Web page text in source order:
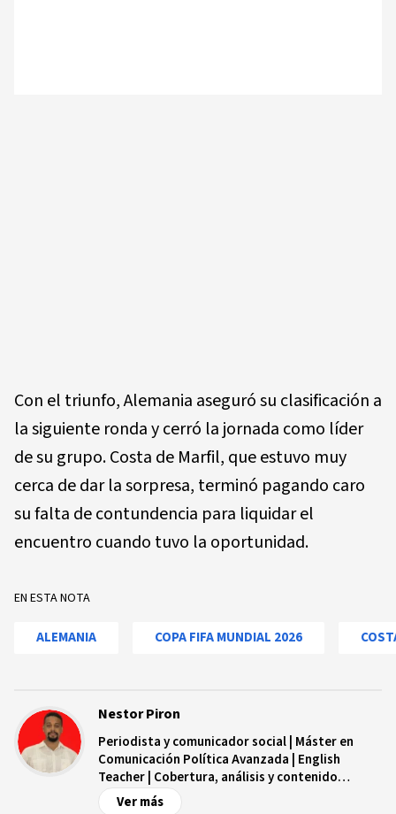
Con el triunfo, Alemania aseguró su clasificación a
la siguiente ronda y cerró la jornada como líder
de su grupo. Costa de Marfil, que estuvo muy
cerca de dar la sorpresa, terminó pagando caro
su falta de contundencia para liquidar el
encuentro cuando tuvo la oportunidad.
EN ESTA NOTA
ALEMANIA COPA FIFA MUNDIAL 2026
Nestor Piron
Periodista y comunicador social | Máster en
Comunicación Política Avanzada | English
Teacher | Cobertura, análisis y contenido
digital.
Ver más